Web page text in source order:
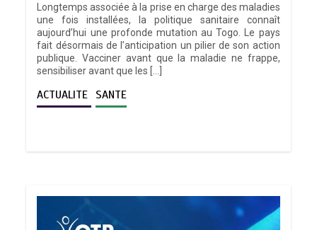
Longtemps associée à la prise en charge des maladies
une fois installées, la politique sanitaire connaît
aujourd’hui une profonde mutation au Togo. Le pays
fait désormais de l’anticipation un pilier de son action
publique. Vacciner avant que la maladie ne frappe,
sensibiliser avant que les […]
ACTUALITE SANTE